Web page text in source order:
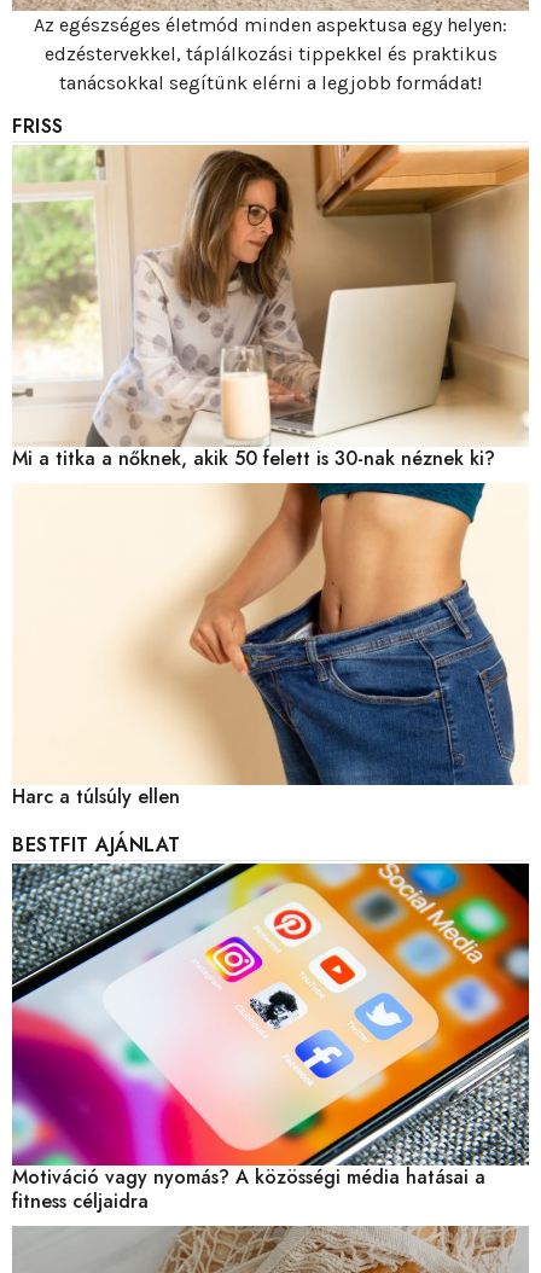
Az egészséges életmód minden aspektusa egy helyen:
edzéstervekkel, táplálkozási tippekkel és praktikus
tanácsokkal segítünk elérni a legjobb formádat!
FRISS
Mi a titka a nőknek, akik 50 felett is 30-nak néznek ki?
Harc a túlsúly ellen
BESTFIT AJÁNLAT
Motiváció vagy nyomás? A közösségi média hatásai a
fitness céljaidra